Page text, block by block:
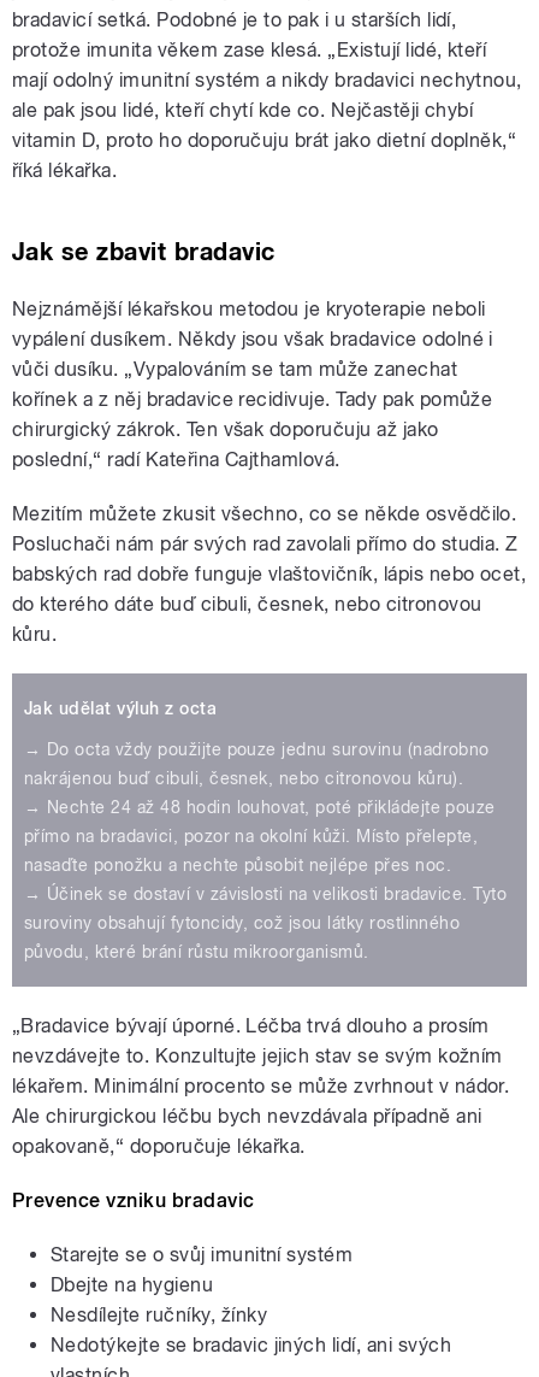
bradavicí setká. Podobné je to pak i u starších lidí,
protože imunita věkem zase klesá. „Existují lidé, kteří
mají odolný imunitní systém a nikdy bradavici nechytnou,
ale pak jsou lidé, kteří chytí kde co. Nejčastěji chybí
vitamin D, proto ho doporučuju brát jako dietní doplněk,“
říká lékařka.
Jak se zbavit bradavic
Nejznámější lékařskou metodou je kryoterapie neboli
vypálení dusíkem. Někdy jsou však bradavice odolné i
vůči dusíku. „Vypalováním se tam může zanechat
kořínek a z něj bradavice recidivuje. Tady pak pomůže
chirurgický zákrok. Ten však doporučuju až jako
poslední,“ radí Kateřina Cajthamlová.
Mezitím můžete zkusit všechno, co se někde osvědčilo.
Posluchači nám pár svých rad zavolali přímo do studia. Z
babských rad dobře funguje vlaštovičník, lápis nebo ocet,
do kterého dáte buď cibuli, česnek, nebo citronovou
kůru.
Jak udělat výluh z octa
→ Do octa vždy použijte pouze jednu surovinu (nadrobno
nakrájenou buď cibuli, česnek, nebo citronovou kůru).
→ Nechte 24 až 48 hodin louhovat, poté přikládejte pouze
přímo na bradavici, pozor na okolní kůži. Místo přelepte,
nasaďte ponožku a nechte působit nejlépe přes noc.
→ Účinek se dostaví v závislosti na velikosti bradavice. Tyto
suroviny obsahují fytoncidy, což jsou látky rostlinného
původu, které brání růstu mikroorganismů.
„Bradavice bývají úporné. Léčba trvá dlouho a prosím
nevzdávejte to. Konzultujte jejich stav se svým kožním
lékařem. Minimální procento se může zvrhnout v nádor.
Ale chirurgickou léčbu bych nevzdávala případně ani
opakovaně,“ doporučuje lékařka.
Prevence vzniku bradavic
Starejte se o svůj imunitní systém
Dbejte na hygienu
Nesdílejte ručníky, žínky
Nedotýkejte se bradavic jiných lidí, ani svých